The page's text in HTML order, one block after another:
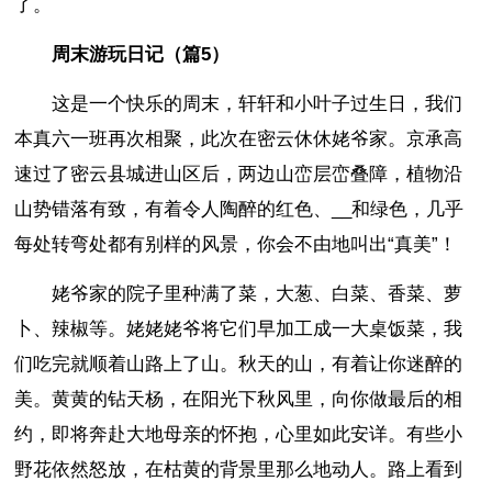
了。
周末游玩日记（篇5）
这是一个快乐的周末，轩轩和小叶子过生日，我们
本真六一班再次相聚，此次在密云休休姥爷家。京承高
速过了密云县城进山区后，两边山峦层峦叠障，植物沿
山势错落有致，有着令人陶醉的红色、__和绿色，几乎
每处转弯处都有别样的风景，你会不由地叫出“真美”！
姥爷家的院子里种满了菜，大葱、白菜、香菜、萝
卜、辣椒等。姥姥姥爷将它们早加工成一大桌饭菜，我
们吃完就顺着山路上了山。秋天的山，有着让你迷醉的
美。黄黄的钻天杨，在阳光下秋风里，向你做最后的相
约，即将奔赴大地母亲的怀抱，心里如此安详。有些小
野花依然怒放，在枯黄的背景里那么地动人。路上看到